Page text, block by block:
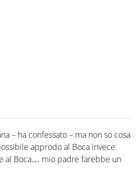
– ha confessato – ma non so cosa
approdo al Boca invece:
al Boca… mio padre farebbe un